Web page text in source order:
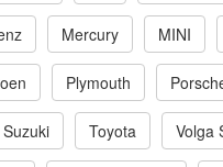
Mercury MINI
Plymouth
Suzuki Toyota Volga